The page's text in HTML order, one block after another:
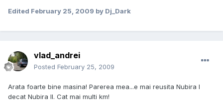
Edited February 25, 2009 by Dj_Dark
vlad_andrei
Posted February 25, 2009
Arata foarte bine masina! Parerea mea...e mai reusita Nubira I
decat Nubira II. Cat mai multi km!